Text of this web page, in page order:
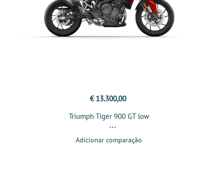
€ 13.300,00
Triumph Tiger 900 GT low
Adicionar comparação